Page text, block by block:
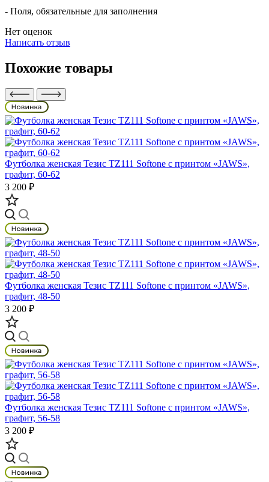
- Поля, обязательные для заполнения
Нет оценок
Написать отзыв
Похожие товары
Футболка женская Тезис TZ111 Softone с принтом «JAWS»,
графит, 60-62
3 200 ₽
Футболка женская Тезис TZ111 Softone с принтом «JAWS»,
графит, 48-50
3 200 ₽
Футболка женская Тезис TZ111 Softone с принтом «JAWS»,
графит, 56-58
3 200 ₽